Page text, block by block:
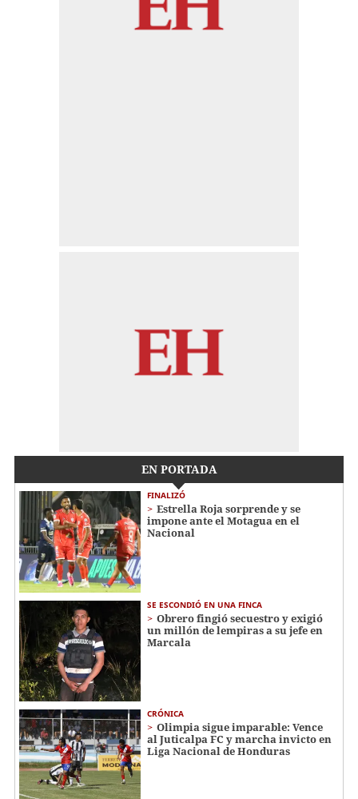
EN PORTADA
FINALIZÓ
Estrella Roja sorprende y se
impone ante el Motagua en el
Nacional
SE ESCONDIÓ EN UNA FINCA
Obrero fingió secuestro y exigió
un millón de lempiras a su jefe en
Marcala
CRÓNICA
Olimpia sigue imparable: Vence
al Juticalpa FC y marcha invicto en
Liga Nacional de Honduras